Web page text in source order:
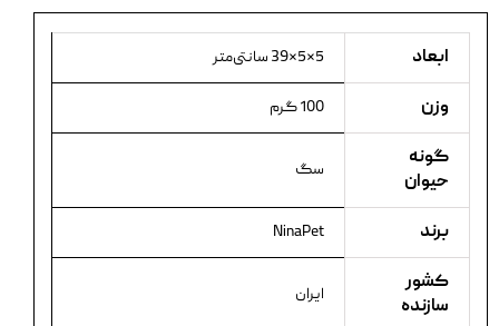
ابعاد 5×5×39 سانتی‌متر
وزن 100 گرم
گونه
حیوان
سگ
برند NinaPet
کشور
سازنده
ایران